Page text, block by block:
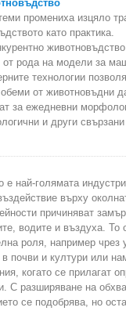
промениха изцяло
като практика.
от рода на модели за
технологии
от животновъдни
за ежедневни
и други свързани
е най-голямата
върху
причиняват
водите и въздуха. То
роля, например чрез
в почви и култури или
когато се прилагат
С разширяване на
се подобрява, но